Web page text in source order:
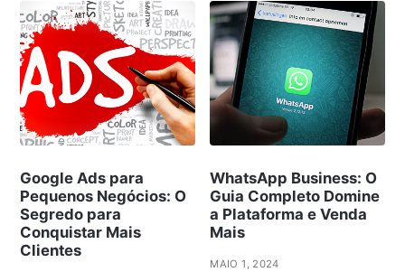
Google Ads para
Pequenos Negócios: O
Segredo para
Conquistar Mais
Clientes
WhatsApp Business: O
Guia Completo Domine
a Plataforma e Venda
Mais
MAIO 1, 2024